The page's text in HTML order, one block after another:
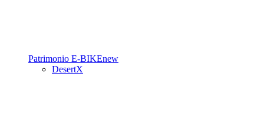
Patrimonio E-BIKEnew
DesertX